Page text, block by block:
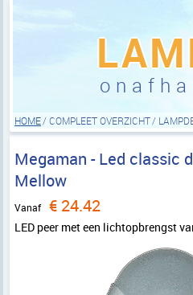
HOME COMPLEET OVERZICHT
Megaman - Led classic
Mellow
Vanaf € 24.42
LED peer met een lichtopbrengst